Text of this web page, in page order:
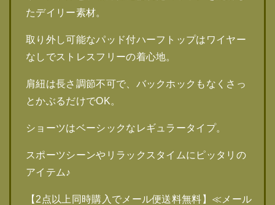
たデイリー素材。
取り外し可能なパッド付ハーフトップはワイヤー
なしでストレスフリーの着心地。
肩紐は長さ調節不可で、バックホックもなくさっ
とかぶるだけでOK。
ショーツはベーシックなレギュラータイプ。
スポーツシーンやリラックスタイムにピッタリの
アイテム♪
【2点以上同時購入でメール便送料無料】≪メール